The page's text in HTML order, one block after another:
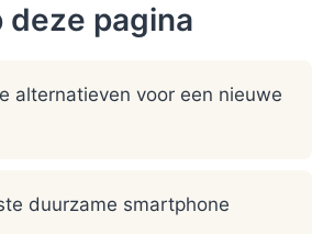
deze pagina
alternatieven voor een nieuwe
duurzame smartphone